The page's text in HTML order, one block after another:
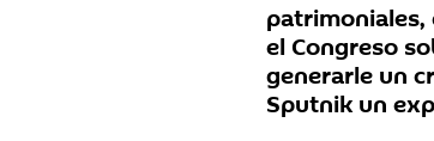
patrimoniales,
el Congreso
generarle un
Sputnik un